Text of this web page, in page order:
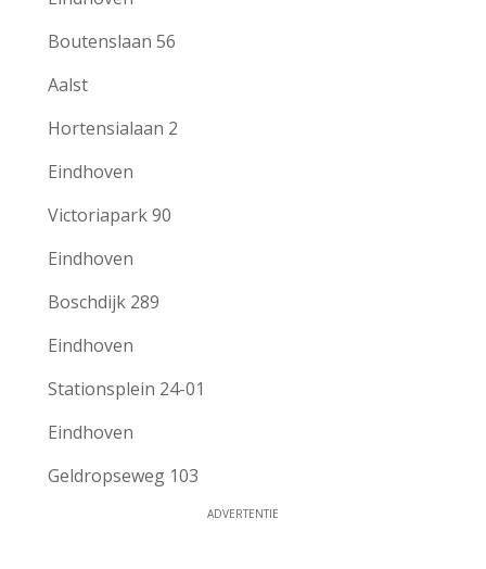
Boutenslaan 56
Aalst
Hortensialaan 2
Eindhoven
Victoriapark 90
Eindhoven
Boschdijk 289
Eindhoven
Stationsplein 24-01
Eindhoven
Geldropseweg 103
ADVERTENTIE